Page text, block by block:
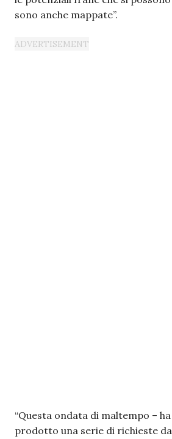
sono anche mappate”.
“Questa ondata di maltempo –
prodotto una serie di richieste